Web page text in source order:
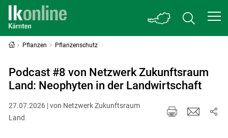
Pflanzen Pflanzenschutz
Podcast #8 von Netzwerk Zukunftsraum
Land: Neophyten in der Landwirtschaft
27.07.2026 | von Netzwerk Zukunftsraum
Land